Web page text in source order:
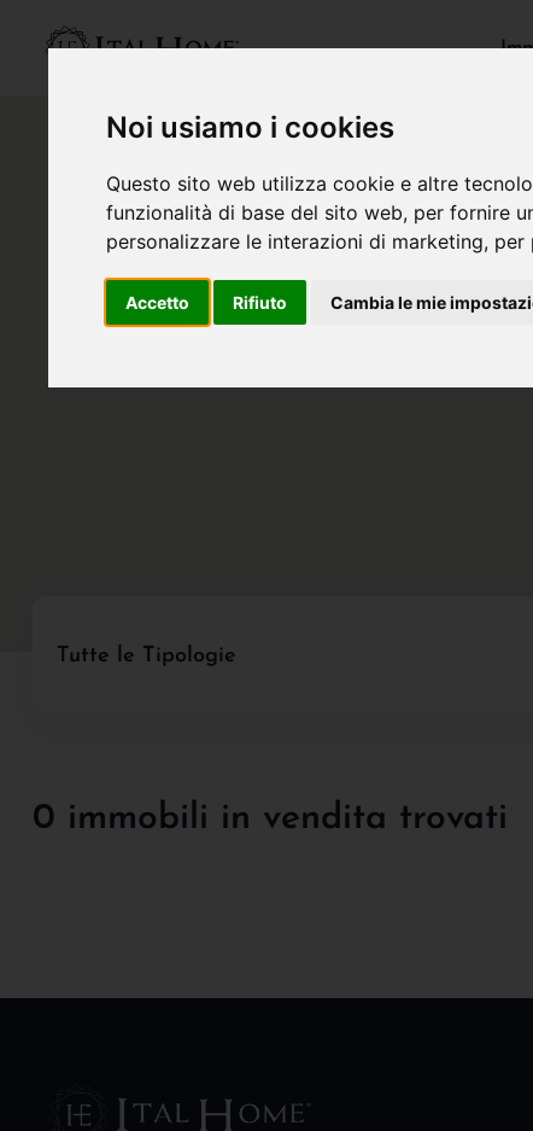
Noi usiamo i cookies
Questo sito web utilizza cookie e altre
funzionalità di base del sito web, per fornire
personalizzare le interazioni di marketing, per
Accetto Rifiuto Cambia le mie
Tutte le Tipologie
0 immobili in vendita trovati